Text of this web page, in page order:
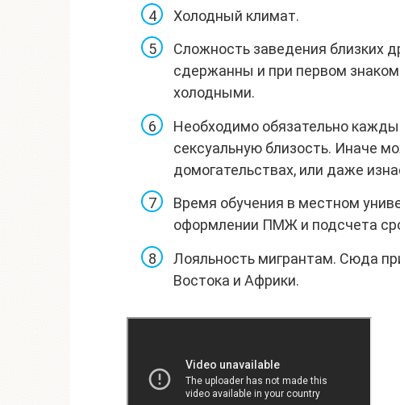
Холодный климат.
Сложность заведения близких
сдержанны и при первом
холодными.
Необходимо обязательно
сексуальную близость. Иначе
домогательствах, или даже
Время обучения в местном
оформлении ПМЖ и подсчета
Лояльность мигрантам. Сюда
Востока и Африки.